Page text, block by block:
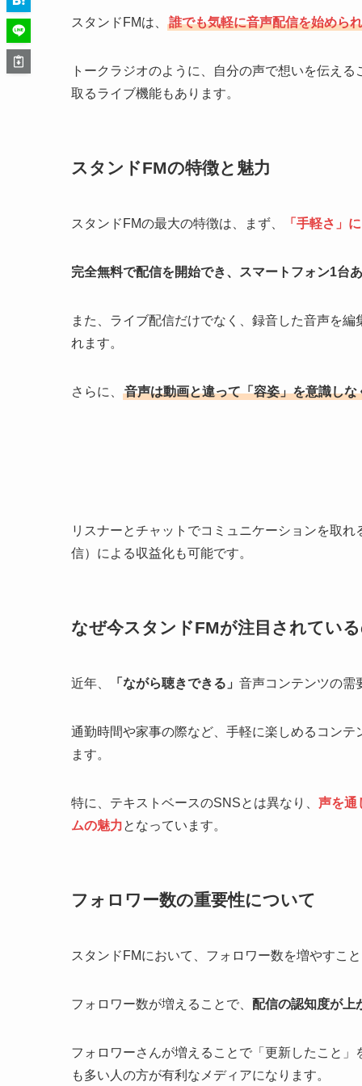
スタンドFMは、 誰でも気軽に音声配信を始めら
トークラジオのように、自分の声で想いを伝え
取るライブ機能もあります。
スタンドFMの特徴と魅力
スタンドFMの最大の特徴は、まず、 「手軽さ」
完全無料で配信を開始でき、スマートフォン1台
また、ライブ配信だけでなく、録音した音声を
れます。
さらに、 音声は動画と違って「容姿」を意識し
リスナーとチャットでコミュニケーションを取
信）による収益化も可能です。
なぜ今スタンドFMが注目されてい
近年、 「ながら聴きできる」 音声コンテンツの需
通勤時間や家事の際など、手軽に楽しめるコン
ます。
特に、テキストベースのSNSとは異なり、 声を通
ムの魅力となっています。
フォロワー数の重要性について
スタンドFMにおいて、フォロワー数を増やすこ
フォロワー数が増えることで、 配信の認知度が上
フォロワーさんが増えることで「更新したこと
も多い人の方が有利なメディアになります。